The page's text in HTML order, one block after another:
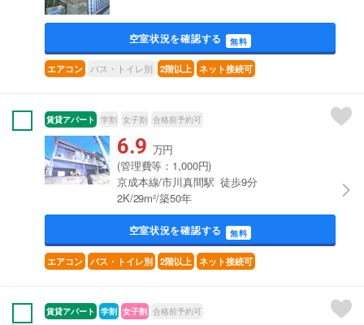
空室状況を確認する 無料
エアコン バス・トイレ別 2階以上 ネット接続可
賃貸アパート 学割 女子割 合格前予約可
6.9 万円
(管理費等：1,000円)
京成本線/市川真間駅 徒歩9分
2K/29m²/築50年
空室状況を確認する 無料
エアコン バス・トイレ別 2階以上 ネット接続可
賃貸アパート 学割 女子割 合格前予約可